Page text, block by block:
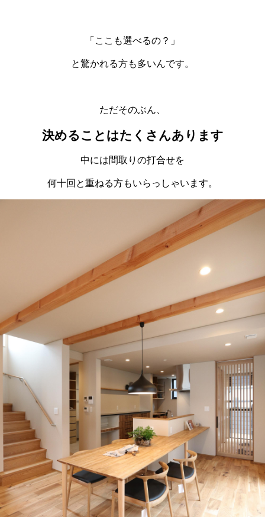
「ここも選べるの？」
と驚かれる方も多いんです。
ただそのぶん、
決めることはたくさんあります
中には間取りの打合せを
何十回と重ねる方もいらっしゃいます。